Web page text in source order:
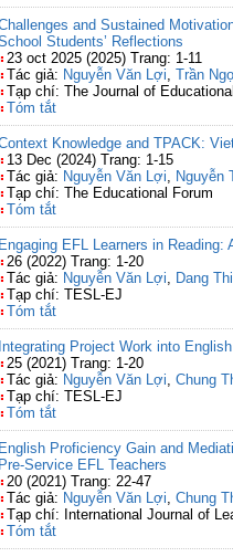
and Sustained
Students’ Reflections
23 oct 2025 (2025) Trang: 1-11
Tác giả: Nguyễn Văn Lợi, Trần
Tạp chí: The Journal of
Tóm tắt
Knowledge and TPACK:
13 Dec (2024) Trang: 1-15
Tác giả: Nguyễn Văn Lợi, Nguyễn
Tạp chí: The Educational Forum
Tóm tắt
Engaging EFL Learners in
26 (2022) Trang: 1-20
Tác giả: Nguyễn Văn Lợi, Dang
Tạp chí: TESL-EJ
Tóm tắt
Integrating Project Work into
25 (2021) Trang: 1-20
Tác giả: Nguyễn Văn Lợi, Chung
Tạp chí: TESL-EJ
Tóm tắt
English Proficiency Gain and
Pre-Service EFL Teachers
20 (2021) Trang: 22-47
Tác giả: Nguyễn Văn Lợi, Chung
Tạp chí: International Journal of
Tóm tắt